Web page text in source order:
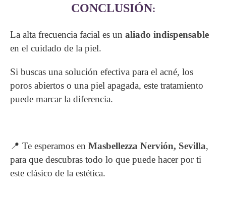
CONCLUSIÓN:
La alta frecuencia facial es un aliado indispensable
en el cuidado de la piel.
Si buscas una solución efectiva para el acné, los
poros abiertos o una piel apagada, este tratamiento
puede marcar la diferencia.
📍 Te esperamos en Masbellezza Nervión, Sevilla,
para que descubras todo lo que puede hacer por ti
este clásico de la estética.